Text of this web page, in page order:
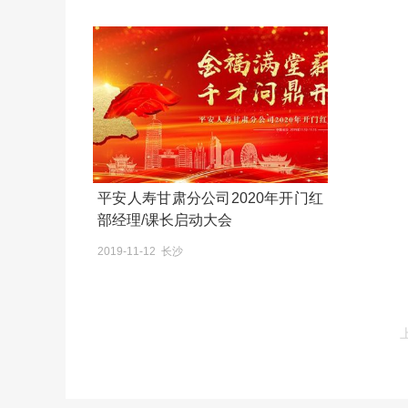
平安人寿甘肃分公司2020年开门红
部经理/课长启动大会
2019-11-12 长沙